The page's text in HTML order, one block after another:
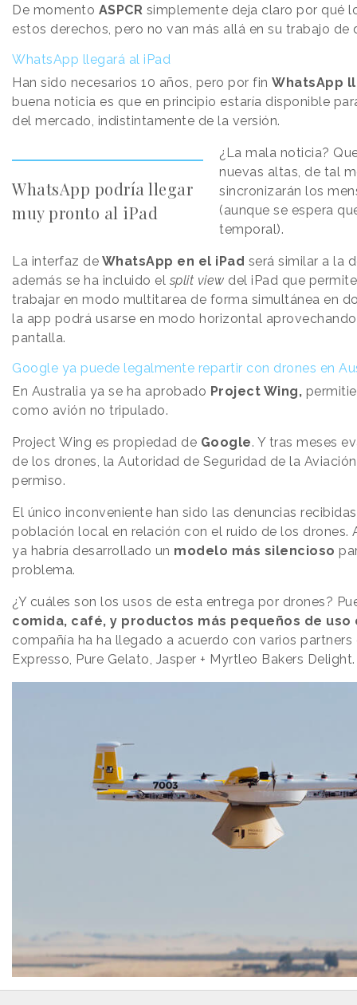
De momento ASPCR simplemente deja claro por qué
estos derechos, pero no van más allá en su trabajo de
WhatsApp llegará al iPad
Han sido necesarios 10 años, pero por fin WhatsApp
buena noticia es que en principio estaría disponible
del mercado, indistintamente de la versión.
WhatsApp podría llegar
muy pronto al iPad
¿La mala noticia?
nuevas altas, de tal
sincronizarán los
(aunque se espera
temporal).
La interfaz de WhatsApp en el iPad será similar a la
además se ha incluido el split view del iPad que
trabajar en modo multitarea de forma simultánea en
la app podrá usarse en modo horizontal
pantalla.
Google ya puede legalmente repartir con drones en
En Australia ya se ha aprobado Project Wing,
como avión no tripulado.
Project Wing es propiedad de Google. Y tras meses
de los drones, la Autoridad de Seguridad de la
permiso.
El único inconveniente han sido las denuncias
población local en relación con el ruido de los drones.
ya habría desarrollado un modelo más silencioso
problema.
¿Y cuáles son los usos de esta entrega por drones?
comida, café, y productos más pequeños de
compañía ha ha llegado a acuerdo con varios
Expresso, Pure Gelato, Jasper + Myrtleo Bakers Delight.